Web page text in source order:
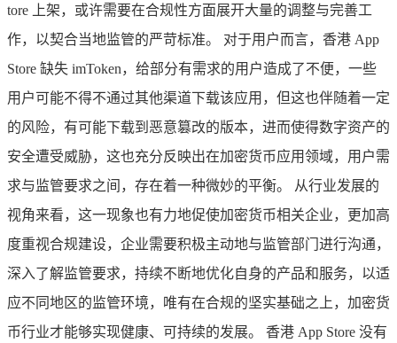
tore 上架，或许需要在合规性方面展开大量的调整与完善工
作，以契合当地监管的严苛标准。 对于用户而言，香港 App
Store 缺失 imToken，给部分有需求的用户造成了不便，一些
用户可能不得不通过其他渠道下载该应用，但这也伴随着一定
的风险，有可能下载到恶意篡改的版本，进而使得数字资产的
安全遭受威胁，这也充分反映出在加密货币应用领域，用户需
求与监管要求之间，存在着一种微妙的平衡。 从行业发展的
视角来看，这一现象也有力地促使加密货币相关企业，更加高
度重视合规建设，企业需要积极主动地与监管部门进行沟通，
深入了解监管要求，持续不断地优化自身的产品和服务，以适
应不同地区的监管环境，唯有在合规的坚实基础之上，加密货
币行业才能够实现健康、可持续的发展。 香港 App Store 没有